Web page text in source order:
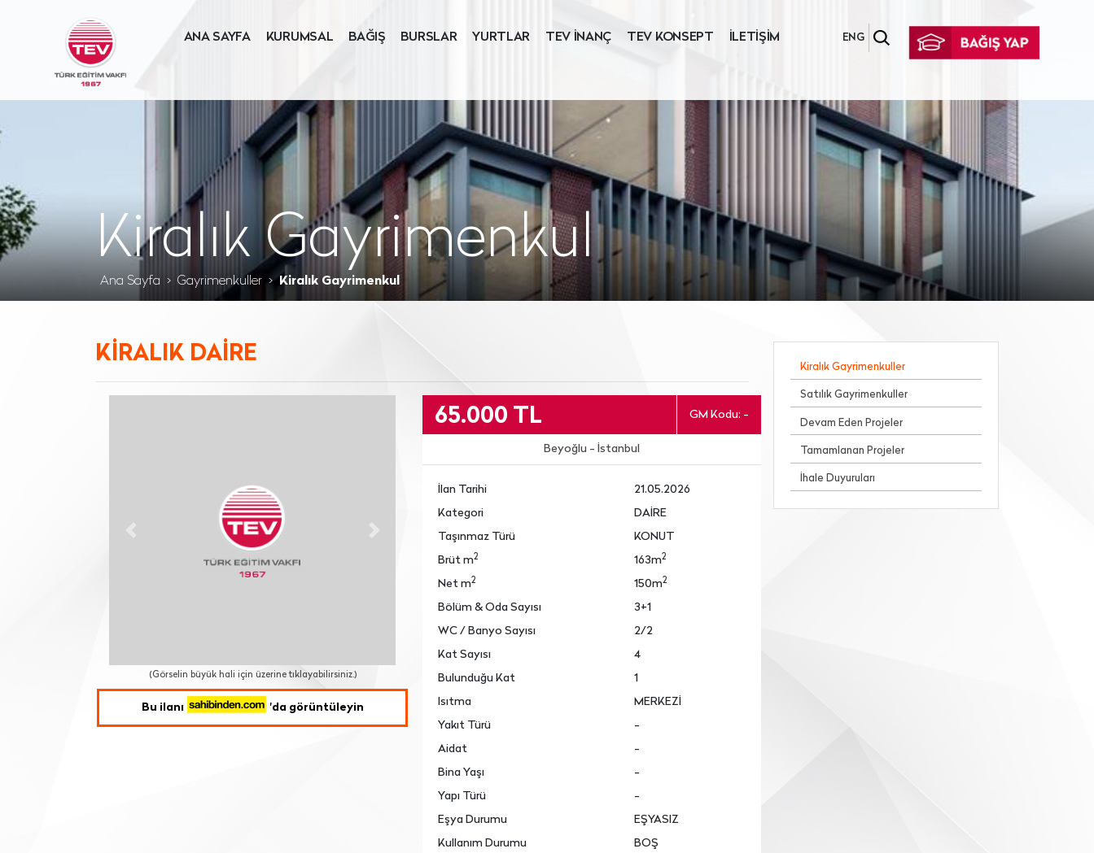
ANA SAYFA KURUMSAL BAĞIŞ BURSLAR YURTLAR TEV İNANÇ TEV KONSEPT İLETİŞİM ENG
Kiralık Gayrimenkul
Ana Sayfa Gayrimenkuller Kiralık Gayrimenkul
KİRALIK DAİRE
(Görselin büyük hali için üzerine tıklayabilirsiniz.)
Bu ilanı 'da görüntüleyin
65.000 TL GM Kodu: -
Beyoğlu - İstanbul
İlan Tarihi
21.05.2026
Kategori
DAİRE
Taşınmaz Türü
KONUT
Brüt m2 163m2
Net m2 150m2
Bölüm & Oda Sayısı
3+1
WC / Banyo Sayısı
2/2
Kat Sayısı
4
Bulunduğu Kat
1
Isıtma
MERKEZİ
Yakıt Türü
-
Aidat
-
Bina Yaşı
-
Yapı Türü
-
Eşya Durumu
EŞYASIZ
Kullanım Durumu
BOŞ
Kiralık Gayrimenkuller
Satılık Gayrimenkuller
Devam Eden Projeler
Tamamlanan Projeler
İhale Duyuruları